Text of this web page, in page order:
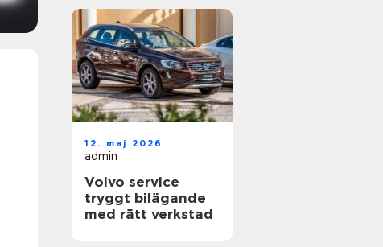
12. maj 2026
admin
Volvo service
tryggt bilägande
med rätt verkstad